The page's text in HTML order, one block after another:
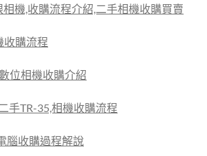
機,收購流程介紹,二手相機收購買賣
收購流程
位相機收購介紹
手TR-35,相機收購流程
腦收購過程解說